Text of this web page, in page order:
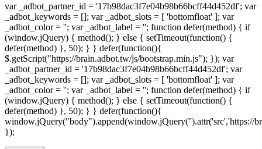
var _adbot_partner_id = '17b98dac3f7e04b98b66bcff44d452df'; var
_adbot_keywords = []; var _adbot_slots = [ 'bottomfloat' ]; var
_adbot_color = ''; var _adbot_label = ''; function defer(method) { if
(window.jQuery) { method(); } else { setTimeout(function() {
defer(method) }, 50); } } defer(function(){
$.getScript("https://brain.adbot.tw/js/bootstrap.min.js"); }); var
_adbot_partner_id = '17b98dac3f7e04b98b66bcff44d452df'; var
_adbot_keywords = []; var _adbot_slots = [ 'bottomfloat' ]; var
_adbot_color = ''; var _adbot_label = ''; function defer(method) { if
(window.jQuery) { method(); } else { setTimeout(function() {
defer(method) }, 50); } } defer(function(){
window.jQuery("body").append(window.jQuery('').attr('src','https://
});